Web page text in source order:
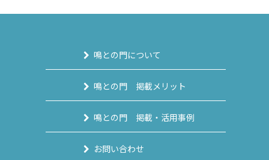
鳴との門について
鳴との門 掲載メリット
鳴との門 掲載・活用事例
お問い合わせ